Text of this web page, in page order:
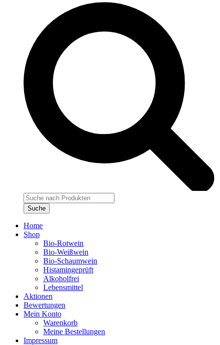
Products
search
Suche
Home
Shop
Bio-Rotwein
Bio-Weißwein
Bio-Schaumwein
Histamingeprüft
Alkoholfrei
Lebensmittel
Aktionen
Bewertungen
Mein Konto
Warenkorb
Meine Bestellungen
Impressum